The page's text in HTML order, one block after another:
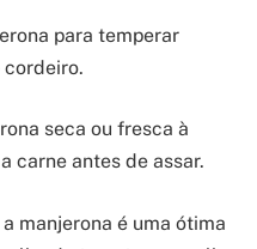
para temperar
cordeiro.
seca ou fresca à
carne antes de assar.
manjerona é uma ótima